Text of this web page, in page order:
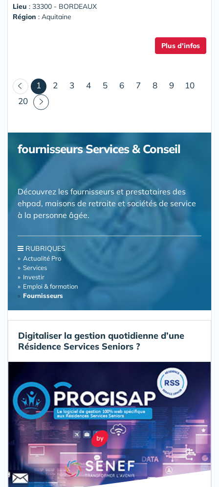
Lieu : 33300 - BORDEAUX
Région : Aquitaine
Plus d'infos
1 (courant)
2 3 4 5 6 7 8 9
10
20
fournisseurs Services & Conseil
Découvrez les fournisseurs et prestataires des
ehpad, maisons de retraite et sociétés de service
à la personne âgée.
RUBRIQUES
Actualité Pro
Services
Investir
Emploi & formation
Fournisseurs
Digitaliser la gestion quotidienne d’une
Résidence Services Seniors ?